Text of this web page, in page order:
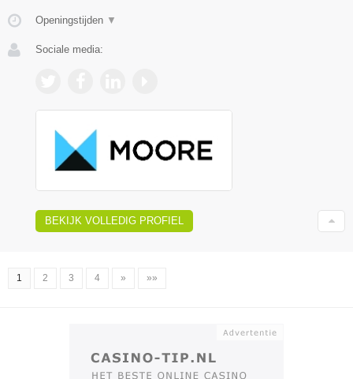
Openingstijden ▼
Sociale media:
BEKIJK VOLLEDIG PROFIEL
1 2 3 4 » »»